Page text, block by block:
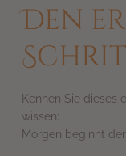
Den
Kennen Sie dieses
wissen:
Morgen beginnt